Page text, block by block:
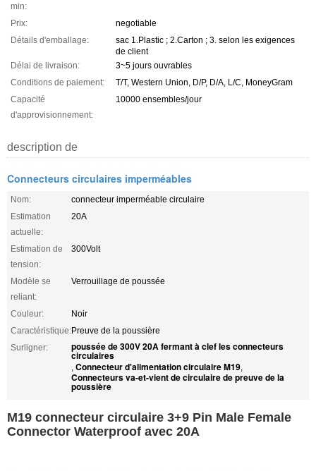
min:
Prix:
negotiable
Détails d'emballage:
sac 1.Plastic ; 2.Carton ; 3. selon les exigences
de client
Délai de livraison:
3~5 jours ouvrables
Conditions de paiement:
T/T, Western Union, D/P, D/A, L/C, MoneyGram
Capacité
d'approvisionnement:
10000 ensembles/jour
description de
Connecteurs circulaires imperméables
Nom:
connecteur imperméable circulaire
Estimation
actuelle:
20A
Estimation de
tension:
300Volt
Modèle se
reliant:
Verrouillage de poussée
Couleur:
Noir
Caractéristique:Preuve de la poussière
Surligner:
poussée de 300V 20A fermant à clef les connecteurs
circulaires
, Connecteur d'alimentation circulaire M19,
Connecteurs va-et-vient de circulaire de preuve de la
poussière
M19 connecteur circulaire 3+9 Pin Male Female
Connector Waterproof avec 20A